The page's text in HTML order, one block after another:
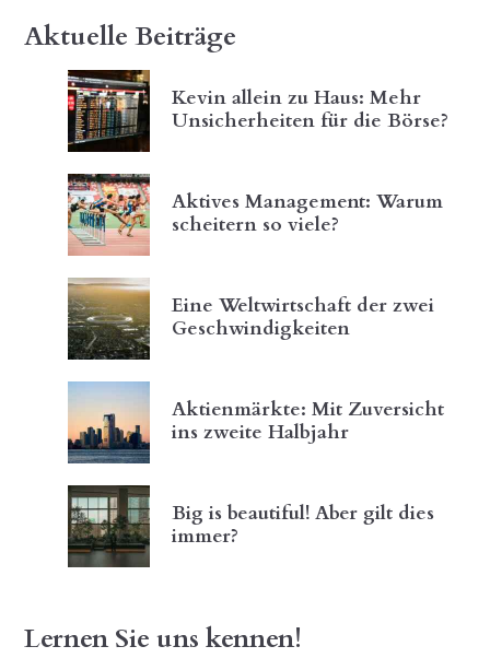
Aktuelle Beiträge
Kevin allein zu Haus: Mehr
Unsicherheiten für die Börse?
Aktives Management: Warum
scheitern so viele?
Eine Weltwirtschaft der zwei
Geschwindigkeiten
Aktienmärkte: Mit Zuversicht
ins zweite Halbjahr
Big is beautiful! Aber gilt dies
immer?
Lernen Sie uns kennen!